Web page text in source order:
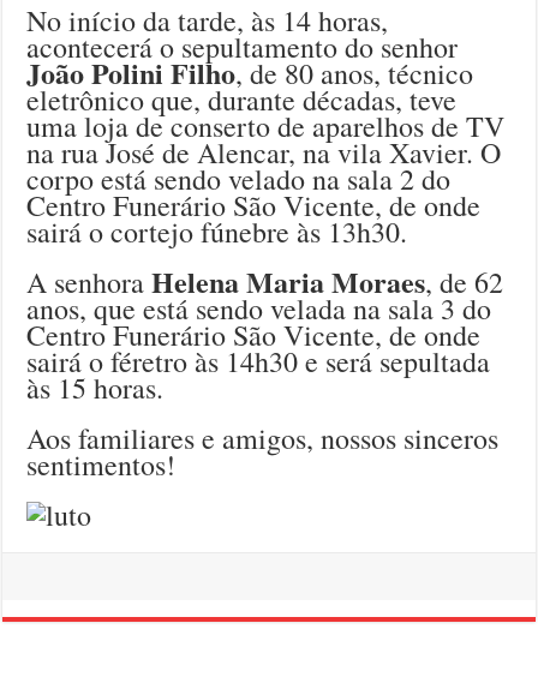
No início da tarde, às 14 horas,
acontecerá o sepultamento do senhor
João Polini Filho, de 80 anos, técnico
eletrônico que, durante décadas, teve
uma loja de conserto de aparelhos de TV
na rua José de Alencar, na vila Xavier. O
corpo está sendo velado na sala 2 do
Centro Funerário São Vicente, de onde
sairá o cortejo fúnebre às 13h30.
A senhoraHelena Maria Moraes, de 62
anos, que está sendo velada na sala 3 do
Centro Funerário São Vicente, de onde
sairá o féretro às 14h30 e será sepultada
às 15 horas.
Aos familiares e amigos, nossos sinceros
sentimentos!